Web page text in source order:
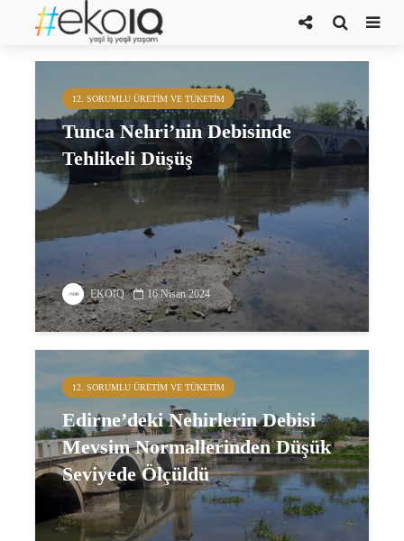
Tunca nehri
12. SORUMLU ÜRETIM VE TÜKETIM
Tunca Nehri’nin Debisinde
Tehlikeli Düşüş
EKOIQ 16 Nisan 2024
12. SORUMLU ÜRETIM VE TÜKETIM
Edirne’deki Nehirlerin Debisi
Mevsim Normallerinden Düşük
Seviyede Ölçüldü